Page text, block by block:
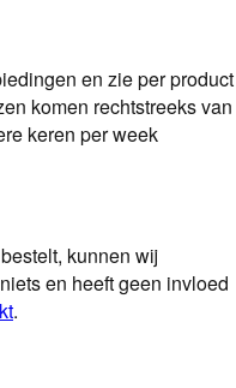
en zie per product
komen rechtstreeks van
keren per week
kunnen wij
en heeft geen invloed
.